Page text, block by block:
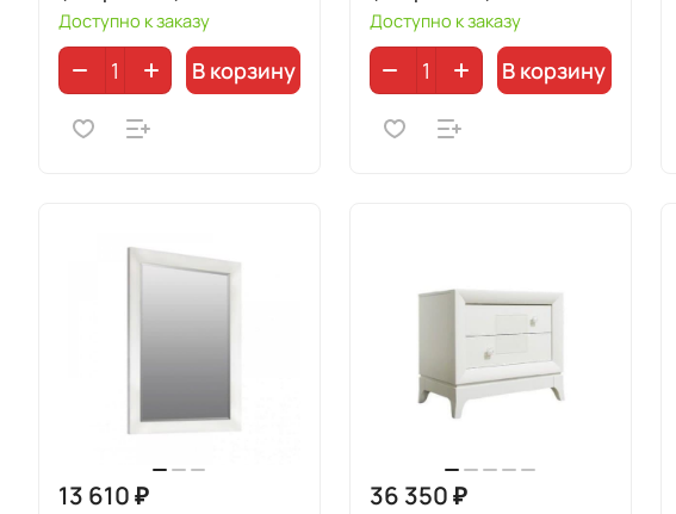
Доступно к заказу
В корзину
Доступно к заказу
В корзину
13 610 ₽ 36 350 ₽